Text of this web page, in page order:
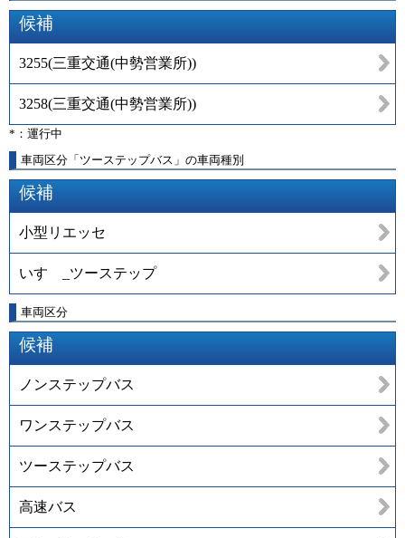
候補
3255(三重交通(中勢営業所))
3258(三重交通(中勢営業所))
*：運行中
車両区分「ツーステップバス」の車両種別
候補
小型リエッセ
いすゞ_ツーステップ
車両区分
候補
ノンステップバス
ワンステップバス
ツーステップバス
高速バス